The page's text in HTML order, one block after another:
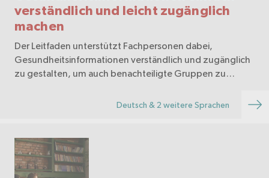
verständlich und leicht zugänglich
machen
Der Leitfaden unterstützt Fachpersonen dabei,
Gesundheitsinformationen verständlich und zugänglich
zu gestalten, um auch benachteiligte Gruppen zu
Deutsch & 2 weitere Sprachen